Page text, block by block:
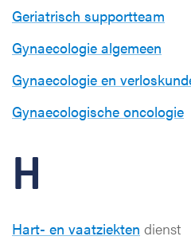
Geriatrisch supportteam
Gynaecologie algemeen
Gynaecologie en
Gynaecologische oncologie
H
Hart- en vaatziekten dienst